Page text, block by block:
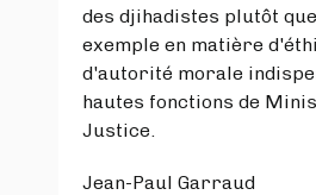
des djihadistes plutôt
exemple en matière
d'autorité morale
hautes fonctions de
Justice.
Jean-Paul Garraud